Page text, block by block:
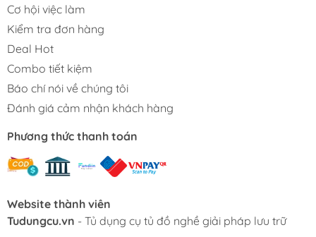
Cơ hội việc làm
Kiểm tra đơn hàng
Deal Hot
Combo tiết kiệm
Báo chí nói về chúng tôi
Đánh giá cảm nhận khách hàng
Phương thức thanh toán
Website thành viên
Tudungcu.vn - Tủ dụng cụ tủ đồ nghề giải pháp lưu trữ